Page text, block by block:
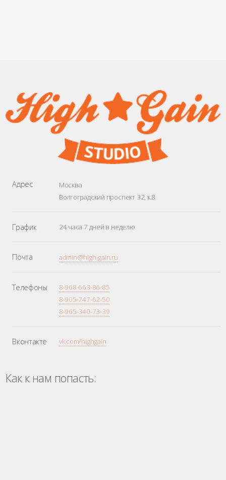
Адрес
Москва
Волгоградский проспект 32, к.8
График 24 часа 7 дней в неделю
Почта admin@high-gain.ru
Телефоны
8-968-663-86-85
8-905-747-62-50
8-965-340-73-39
Вконтакте vk.com/highgain
Как к нам попасть: